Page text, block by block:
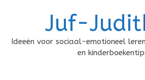
Juf-
Ideeën voor sociaal-emotioneel
en